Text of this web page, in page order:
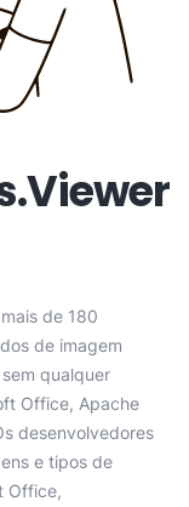
de 180
de imagem
qualquer
Office, Apache
desenvolvedores
e tipos de
Office,